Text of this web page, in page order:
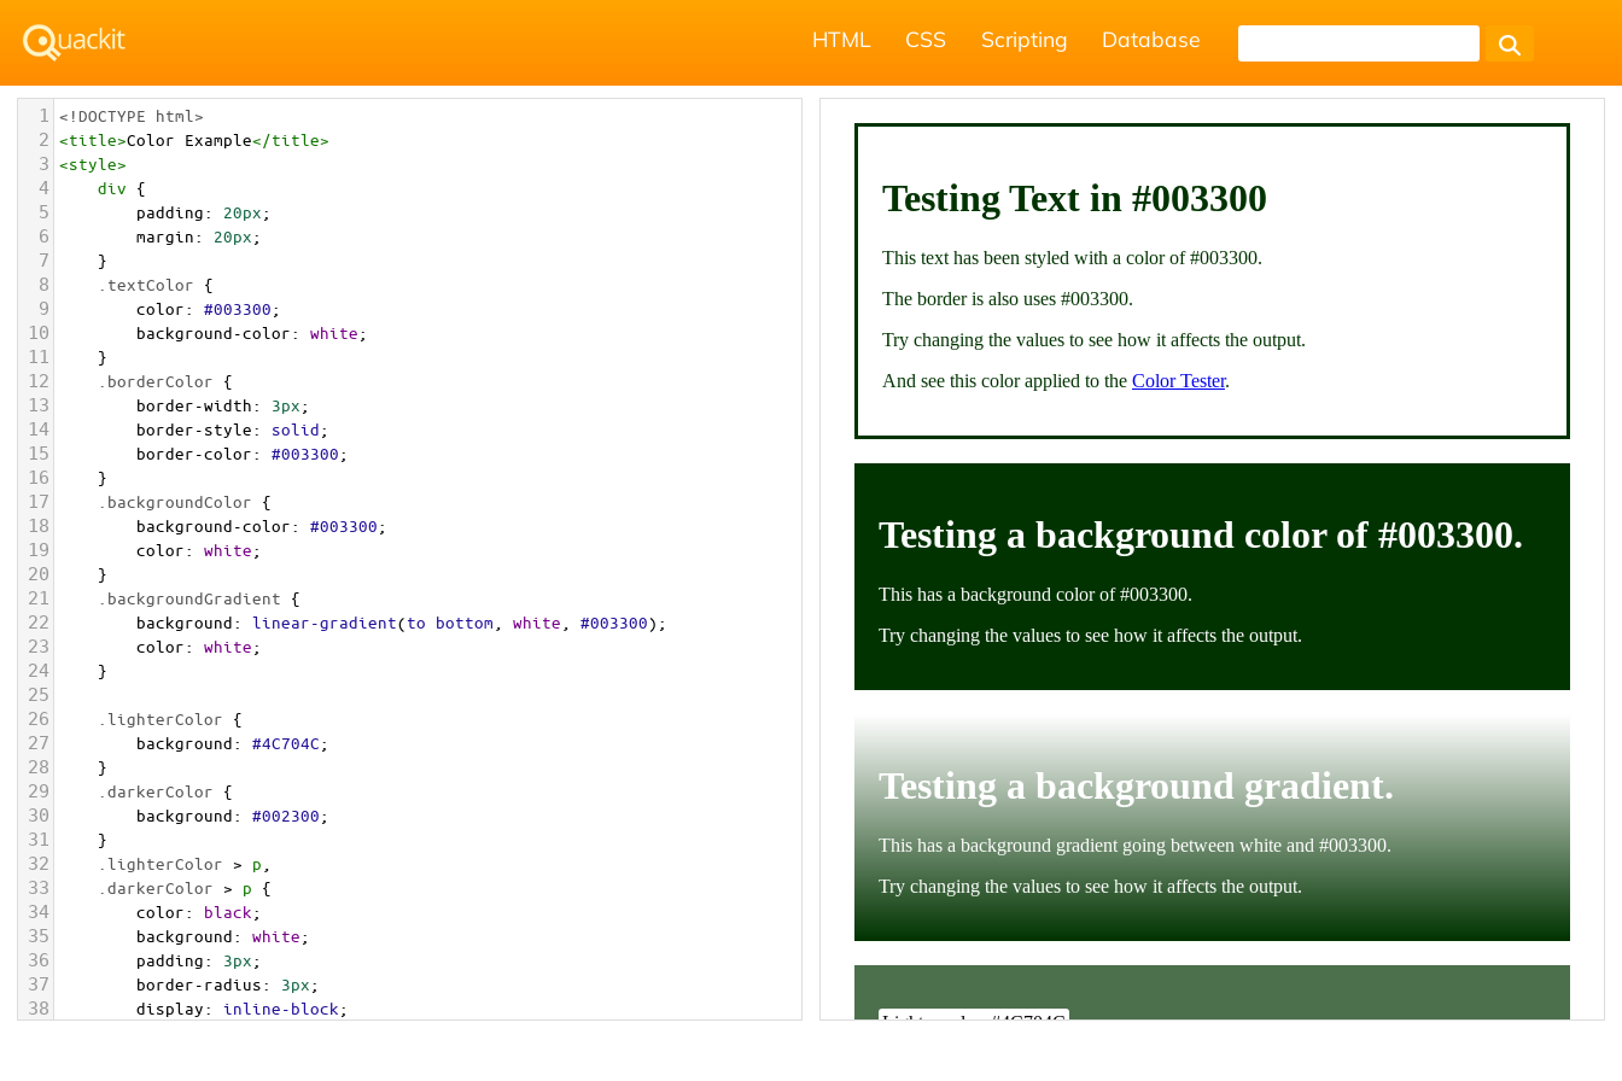
HTML CSS Scripting Database
1 <!DOCTYPE html>
2 <title>Color Example</title>
3 <style>
4 div {
5 padding: 20px;
6 margin: 20px;
7 }
8 .textColor {
9 color: #003300;
10 background-color: white;
11 }
12 .borderColor {
13 border-width: 3px;
14 border-style: solid;
15 border-color: #003300;
16 }
17 .backgroundColor {
18 background-color: #003300;
19 color: white;
20 }
21 .backgroundGradient {
22 background: linear-gradient(to bottom white #003300);
23 color: white;
24 }
25
26
.lighterColor {
27 background: #4C704C;
28 }
29 .darkerColor {
30 background: #002300;
31 }
32 .lighterColor > p
33 .darkerColor > p {
34 color: black;
35 background: white;
36 padding: 3px;
37 border-radius: 3px;
38 display: inline-block;